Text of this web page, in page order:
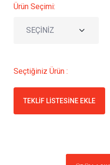
Ürün Seçimi:
Seçtiğiniz Ürün :
TEKLIF LISTESINE EKLE